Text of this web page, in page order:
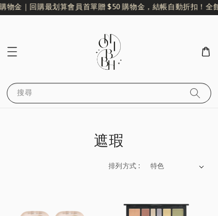
物金｜回購最划算會員首單贈 $50 購物金，結帳自動折扣！ 全
搜尋
遮瑕
排列方式 :